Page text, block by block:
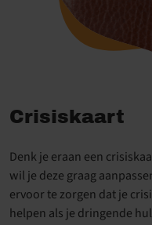
Crisiskaart
Denk je eraan een
wil je deze graag
ervoor te zorgen dat je
helpen als je dringende